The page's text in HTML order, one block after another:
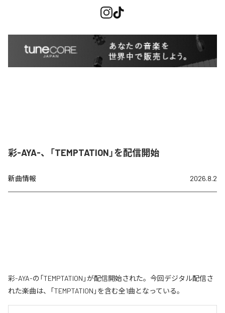
彩-AYA-、「TEMPTATION」を配信開始
新曲情報 2026.8.2
彩-AYA-の「TEMPTATION」が配信開始された。今回デジタル配信さ
れた楽曲は、「TEMPTATION」を含む全1曲となっている。